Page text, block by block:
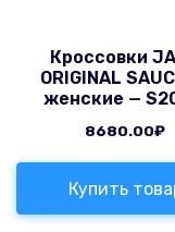
Кроссовки
ORIGINAL
женские —
8680.00₽
Купить